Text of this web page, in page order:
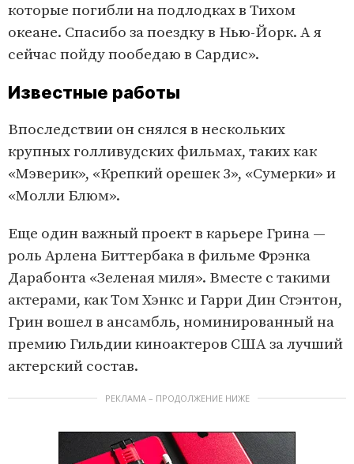
которые погибли на подлодках в Тихом
океане. Спасибо за поездку в Нью-Йорк. А я
сейчас пойду пообедаю в Сардис».
Известные работы
Впоследствии он снялся в нескольких
крупных голливудских фильмах, таких как
«Мэверик», «Крепкий орешек 3», «Сумерки» и
«Молли Блюм».
Еще один важный проект в карьере Грина —
роль Арлена Биттербака в фильме Фрэнка
Дарабонта «Зеленая миля». Вместе с такими
актерами, как Том Хэнкс и Гарри Дин Стэнтон,
Грин вошел в ансамбль, номинированный на
премию Гильдии киноактеров США за лучший
актерский состав.
РЕКЛАМА – ПРОДОЛЖЕНИЕ НИЖЕ